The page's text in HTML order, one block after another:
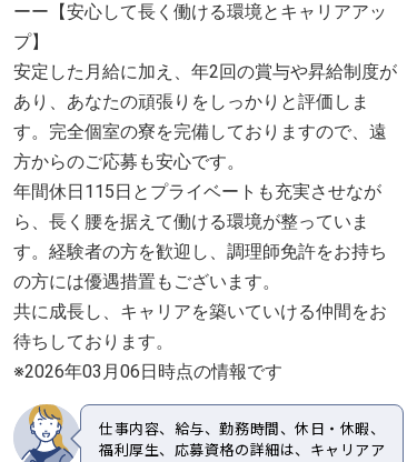
ーー【安心して長く働ける環境とキャリアアッ
プ】
安定した月給に加え、年2回の賞与や昇給制度が
あり、あなたの頑張りをしっかりと評価しま
す。完全個室の寮を完備しておりますので、遠
方からのご応募も安心です。
年間休日115日とプライベートも充実させなが
ら、長く腰を据えて働ける環境が整っていま
す。経験者の方を歓迎し、調理師免許をお持ち
の方には優遇措置もございます。
共に成長し、キャリアを築いていける仲間をお
待ちしております。
※2026年03月06日時点の情報です
仕事内容、給与、勤務時間、休日・休暇、
福利厚生、応募資格の詳細は、キャリアア